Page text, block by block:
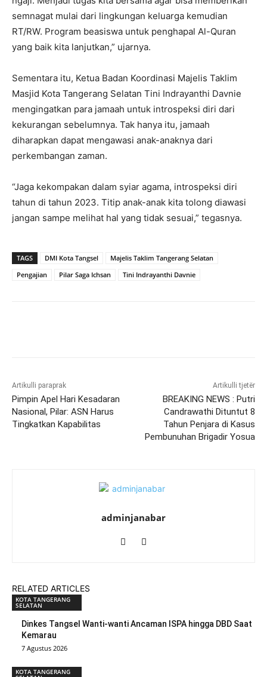
semnagat mulai dari lingkungan keluarga kemudian
RT/RW. Program beasiswa untuk penghapal Al-Quran
yang baik kita lanjutkan,” ujarnya.
Sementara itu, Ketua Badan Koordinasi Majelis Taklim
Masjid Kota Tangerang Selatan Tini Indrayanthi Davnie
mengingatkan para jamaah untuk introspeksi diri dari
kekurangan sebelumnya. Tak hanya itu, jamaah
diharapkan dapat mengawasi anak-anaknya dari
perkembangan zaman.
“Jaga kekompakan dalam syiar agama, introspeksi diri
tahun di tahun 2023. Titip anak-anak kita tolong diawasi
jangan sampe melihat hal yang tidak sesuai,” tegasnya.
TAGS DMI Kota Tangsel
Majelis Taklim Tangerang Selatan
Pengajian
Pilar Saga Ichsan Tini Indrayanthi Davnie
Artikulli paraprak
Pimpin Apel Hari Kesadaran
Nasional, Pilar: ASN Harus
Tingkatkan Kapabilitas
Artikulli tjetër
BREAKING NEWS : Putri
Candrawathi Dituntut 8
Tahun Penjara di Kasus
Pembunuhan Brigadir Yosua
adminjanabar
RELATED ARTICLES
KOTA TANGERANG
SELATAN
Dinkes Tangsel Wanti-wanti Ancaman ISPA hingga DBD Saat
Kemarau
7 Agustus 2026
KOTA TANGERANG